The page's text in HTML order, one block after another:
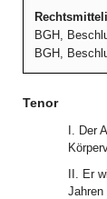
BGH,
BGH,
Tenor
I. Der
II. Er
Jahren